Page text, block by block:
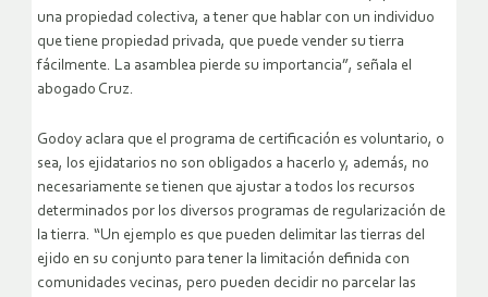
una propiedad colectiva, a tener que hablar con un individuo
que tiene propiedad privada, que puede vender su tierra
fácilmente. La asamblea pierde su importancia”, señala el
abogado Cruz.
Godoy aclara que el programa de certificación es voluntario, o
sea, los ejidatarios no son obligados a hacerlo y, además, no
necesariamente se tienen que ajustar a todos los recursos
determinados por los diversos programas de regularización de
la tierra. “Un ejemplo es que pueden delimitar las tierras del
ejido en su conjunto para tener la limitación definida con
comunidades vecinas, pero pueden decidir no parcelar las